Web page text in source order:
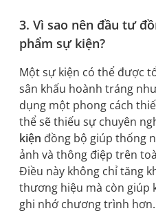
3. Vì sao nên đầu tư
phẩm sự kiện?
Một sự kiện có thể được
sân khấu hoành tráng
dụng một phong cách
thể sẽ thiếu sự chuyên
kiện đồng bộ giúp thống
ảnh và thông điệp trên
Điều này không chỉ tăng
thương hiệu mà còn giúp
ghi nhớ chương trình hơn.